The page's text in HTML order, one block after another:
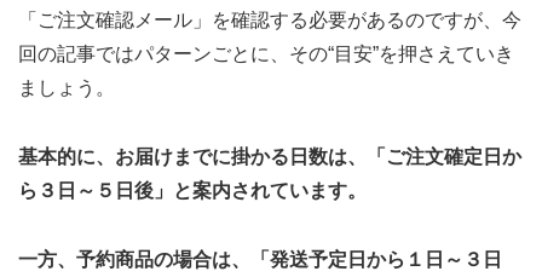
「ご注文確認メール」を確認する必要があるのですが、今
回の記事ではパターンごとに、その“目安”を押さえていき
ましょう。
基本的に、お届けまでに掛かる日数は、「ご注文確定日か
ら３日～５日後」と案内されています。
一方、予約商品の場合は、「発送予定日から１日～３日